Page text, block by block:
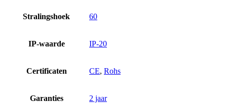
Stralingshoek 60
IP-waarde IP-20
Certificaten CE, Rohs
Garanties 2 jaar